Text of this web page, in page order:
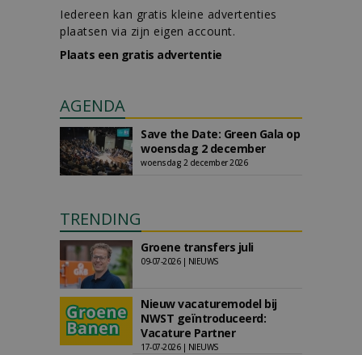
Iedereen kan gratis kleine advertenties
plaatsen via zijn eigen account.
Plaats een gratis advertentie
AGENDA
Save the Date: Green Gala op
woensdag 2 december
woensdag 2 december 2026
TRENDING
Groene transfers juli
09-07-2026 | NIEUWS
Nieuw vacaturemodel bij
NWST geïntroduceerd:
Vacature Partner
17-07-2026 | NIEUWS